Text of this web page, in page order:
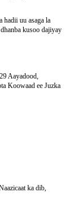
hadii uu asaga la
kusoo dajiyay
Aayadood,
Koowaad ee Juzka
ka dib,